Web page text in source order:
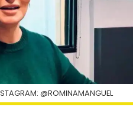
@ROMINAMANGUEL